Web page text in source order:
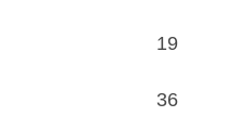
19
36